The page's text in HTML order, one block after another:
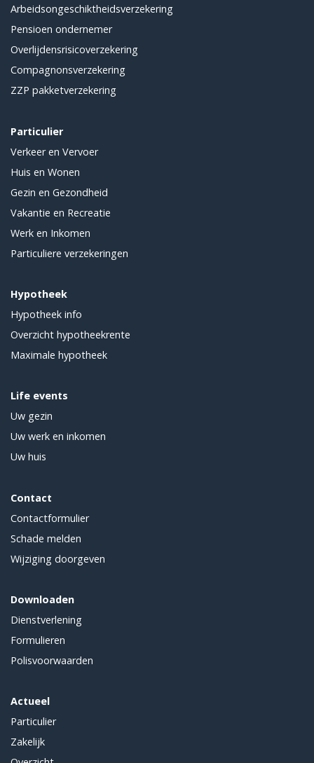
Arbeidsongeschiktheidsverzekering
Pensioen ondernemer
Overlijdensrisicoverzekering
Compagnonsverzekering
ZZP pakketverzekering
Particulier
Verkeer en Vervoer
Huis en Wonen
Gezin en Gezondheid
Vakantie en Recreatie
Werk en Inkomen
Particuliere verzekeringen
Hypotheek
Hypotheek info
Overzicht hypotheekrente
Maximale hypotheek
Life events
Uw gezin
Uw werk en inkomen
Uw huis
Contact
Contactformulier
Schade melden
Wijziging doorgeven
Downloaden
Dienstverlening
Formulieren
Polisvoorwaarden
Actueel
Particulier
Zakelijk